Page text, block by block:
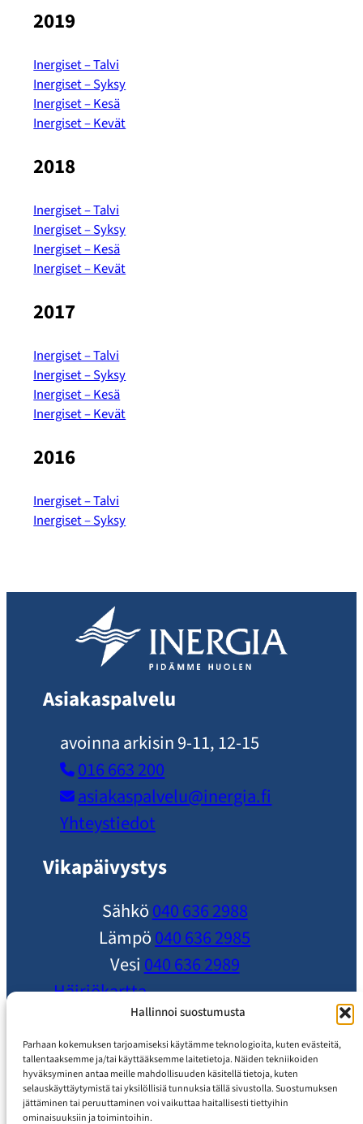
Hallinnoi suostumusta
Parhaan kokemuksen tarjoamiseksi käytämme teknologioita, kuten evästeitä,
tallentaaksemme ja/tai käyttääksemme laitetietoja. Näiden tekniikoiden
hyväksyminen antaa meille mahdollisuuden käsitellä tietoja, kuten
selauskäyttäytymistä tai yksilöllisiä tunnuksia tällä sivustolla. Suostumuksen
jättäminen tai peruuttaminen voi vaikuttaa haitallisesti tiettyihin
ominaisuuksiin ja toimintoihin.
2019
Inergiset – Talvi
Inergiset – Syksy
Inergiset – Kesä
Inergiset – Kevät
2018
Inergiset – Talvi
Inergiset – Syksy
Inergiset – Kesä
Inergiset – Kevät
2017
Inergiset – Talvi
Inergiset – Syksy
Inergiset – Kesä
Inergiset – Kevät
2016
Inergiset – Talvi
Inergiset – Syksy
Asiakaspalvelu
avoinna arkisin 9-11, 12-15
016 663 200
asiakaspalvelu​@inergia.fi
Yhteystiedot
Vikapäivystys
Sähkö040 636 2988
Lämpö040 636 2985
Vesi 040 636 2989
Häiriökartta
Ole yhteydessä
Ajankohtaista
Usein Kysytyt Kysymykset
Asiakaspalvelu